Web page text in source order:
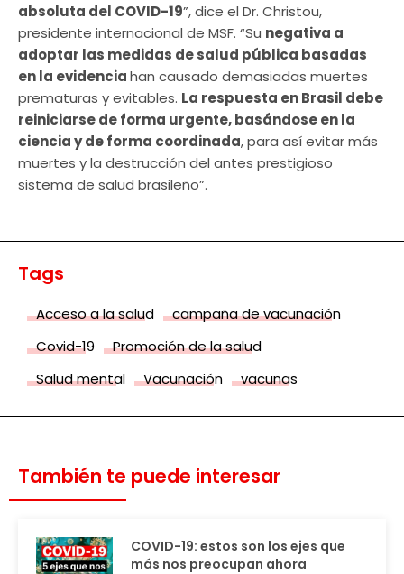
absoluta del COVID-19”, dice el Dr. Christou,
presidente internacional de MSF. “Su negativa a
adoptar las medidas de salud pública basadas
en la evidenciahan causado demasiadas muertes
prematuras y evitables. La respuesta en Brasil debe
reiniciarse de forma urgente, basándose en la
ciencia y de forma coordinada, para así evitar más
muertes y la destrucción del antes prestigioso
sistema de salud brasileño”.
Tags
Acceso a la salud
campaña de vacunación
Covid-19
Promoción de la salud
Salud mental
Vacunación vacunas
También te puede interesar
COVID-19: estos son los ejes que
más nos preocupan ahora